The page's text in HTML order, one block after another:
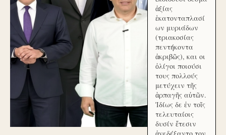
ἀξίας
ἑκατονταπλασί
ων μυριάδων
(τριακοσίας
πεντήκοντα
ἀκριβῶς), και οι
ὀλίγοι ποιούσι
τους πολλούς
μετύχειν τῆς
ἁρπαγῆς αὐτῶν.
Ἰδίως δε ἐν τοῖς
τελευταίοις
δυσίν ἔτεσιν